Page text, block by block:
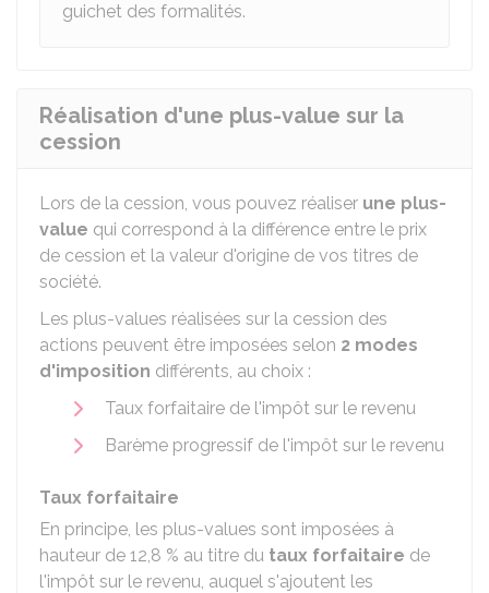
guichet des formalités.
Réalisation d'une plus-value sur la
cession
Lors de la cession, vous pouvez réaliser une plus-
value qui correspond à la différence entre le prix
de cession et la valeur d'origine de vos titres de
société.
Les plus-values réalisées sur la cession des
actions peuvent être imposées selon 2 modes
d'imposition différents, au choix :
Taux forfaitaire de l'impôt sur le revenu
Barème progressif de l'impôt sur le revenu
Taux forfaitaire
En principe, les plus-values sont imposées à
hauteur de 12,8 % au titre du taux forfaitaire de
l'impôt sur le revenu, auquel s'ajoutent les